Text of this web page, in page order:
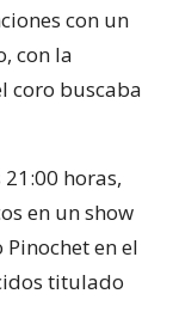
con un
con la
coro buscaba
horas,
en un show
en el
titulado